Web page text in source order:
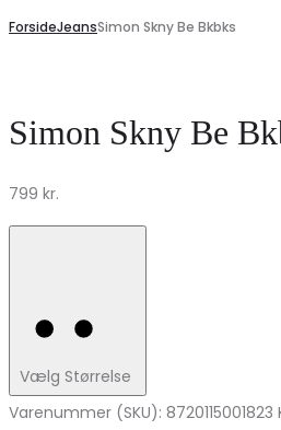
ForsideJeansSimon Skny Be Bkbks
Simon Skny Be
799 kr.
Vælg Størrelse
Varenummer (SKU): 8720115001823